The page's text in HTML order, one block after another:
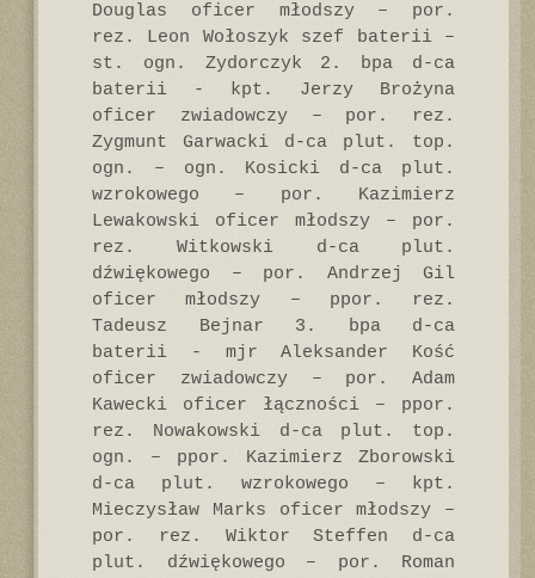
Douglas oficer młodszy – por.
rez. Leon Wołoszyk szef baterii –
st. ogn. Zydorczyk 2. bpa d-ca
baterii - kpt. Jerzy Brożyna
oficer zwiadowczy – por. rez.
Zygmunt Garwacki d-ca plut. top.
ogn. – ogn. Kosicki d-ca plut.
wzrokowego – por. Kazimierz
Lewakowski oficer młodszy – por.
rez. Witkowski d-ca plut.
dźwiękowego – por. Andrzej Gil
oficer młodszy – ppor. rez.
Tadeusz Bejnar 3. bpa d-ca
baterii - mjr Aleksander Kość
oficer zwiadowczy – por. Adam
Kawecki oficer łączności – ppor.
rez. Nowakowski d-ca plut. top.
ogn. – ppor. Kazimierz Zborowski
d-ca plut. wzrokowego – kpt.
Mieczysław Marks oficer młodszy –
por. rez. Wiktor Steffen d-ca
plut. dźwiękowego – por. Roman